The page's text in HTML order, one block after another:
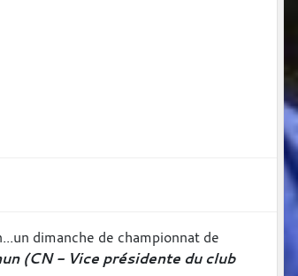
dimanche de championnat de
(CN - Vice présidente du club